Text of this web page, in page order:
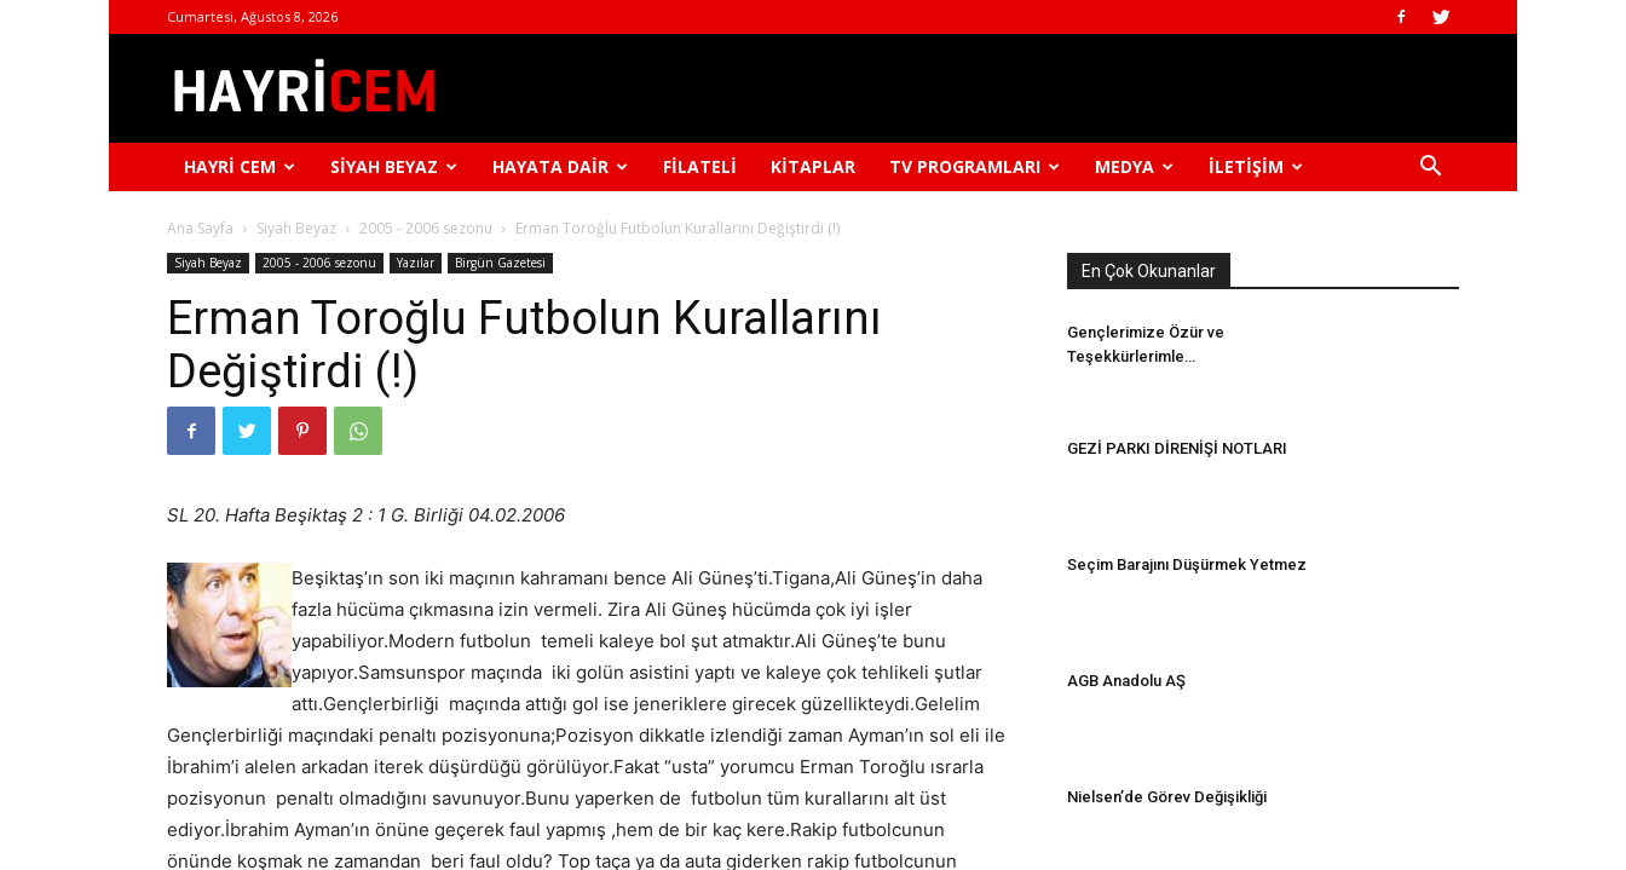
Cumartesi, Ağustos 8, 2026
Cem
HAYRI CEM SIYAH BEYAZ HAYATA DAIR FILATELI KITAPLAR TV PROGRAMLARI MEDYA İLETIŞIM
Ana Sayfa Siyah Beyaz 2005 - 2006 sezonu Erman Toroğlu Futbolun Kurallarını Değiştirdi (!)
Siyah Beyaz 2005 - 2006 sezonu Yazılar Birgün Gazetesi
Erman Toroğlu Futbolun Kurallarını
Değiştirdi (!)
SL 20. Hafta Beşiktaş 2 : 1 G. Birliği 04.02.2006
Beşiktaş’ın son iki maçının kahramanı bence Ali Güneş’ti.Tigana,Ali Güneş’in daha
fazla hücüma çıkmasına izin vermeli. Zira Ali Güneş hücümda çok iyi işler
yapabiliyor.Modern futbolun temeli kaleye bol şut atmaktır.Ali Güneş’te bunu
yapıyor.Samsunspor maçında iki golün asistini yaptı ve kaleye çok tehlikeli şutlar
attı.Gençlerbirliği maçında attığı gol ise jeneriklere girecek güzellikteydi.Gelelim
Gençlerbirliği maçındaki penaltı pozisyonuna;Pozisyon dikkatle izlendiği zaman Ayman’ın sol eli ile
İbrahim’i alelen arkadan iterek düşürdüğü görülüyor.Fakat “usta” yorumcu Erman Toroğlu ısrarla
pozisyonun penaltı olmadığını savunuyor.Bunu yaperken de futbolun tüm kurallarını alt üst
ediyor.İbrahim Ayman’ın önüne geçerek faul yapmış ,hem de bir kaç kere.Rakip futbolcunun
önünde koşmak ne zamandan beri faul oldu? Top taça ya da auta giderken rakip futbolcunun
En Çok Okunanlar
Gençlerimize Özür ve
Teşekkürlerimle…
GEZİ PARKI DİRENİŞİ NOTLARI
Seçim Barajını Düşürmek Yetmez
AGB Anadolu AŞ
Nielsen’de Görev Değişikliği